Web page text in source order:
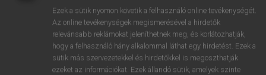
NINCS ELŐFIZETÉSED?
Nincs regisztrációm és előfizetésem. A szótár 2 órás,
díjmentes próbaverziójának elindításához regisztrálok és
belépek.
Ezek a sütik nyomon követik a felhasználó online tevékenységét.
Az online tevékenységek megismerésével a hirdetők
relevánsabb reklámokat jeleníthetnek meg, és korlátozhatják,
hogy a felhasználó hány alkalommal láthat egy hirdetést. Ezek a
sütik más szervezetekkel és hirdetőkkel is megoszthatják
ezeket az információkat. Ezek állandó sütik, amelyek szinte